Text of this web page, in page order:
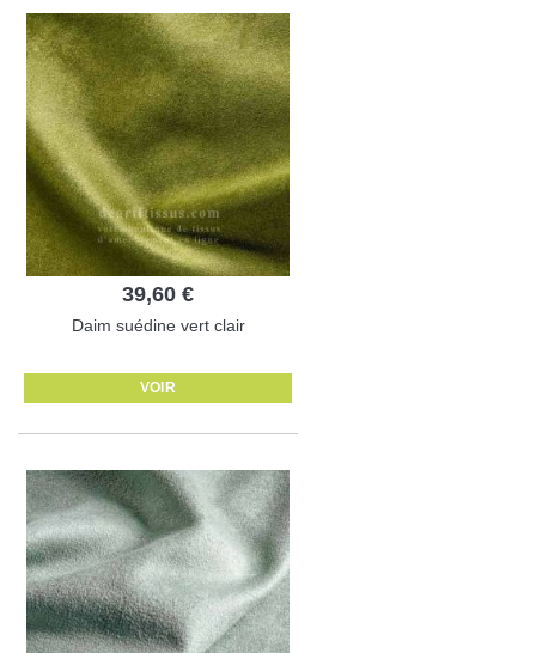
39,60 €
Daim suédine vert clair
VOIR